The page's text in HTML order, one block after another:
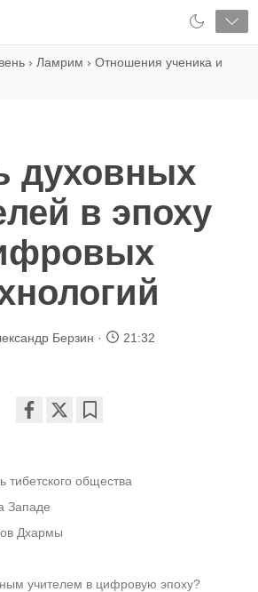
› Ламрим › Отношения ученика и
духовных
в эпоху
Берзин 21:32
facebook
общества
Западе
Дхармы
учителем в цифровую эпоху?